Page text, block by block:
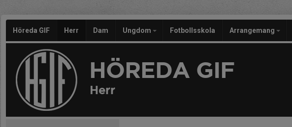
Höreda GIF Herr Dam Ungdom Fotbollsskola Arrangemang
HÖREDA GIF
Herr